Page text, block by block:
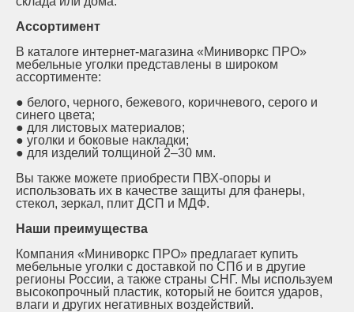
Ассортимент
В каталоге интернет-магазина «Миниворкс ПРО»
мебельные уголки представлены в широком
ассортименте:
● белого, черного, бежевого, коричневого, серого и
синего цвета;
● для листовых материалов;
● уголки и боковые накладки;
● для изделий толщиной 2–30 мм.
Вы также можете приобрести ПВХ-опоры и
использовать их в качестве защиты для фанеры,
стекол, зеркал, плит ДСП и МДФ.
Наши преимущества
Компания «Миниворкс ПРО» предлагает купить
мебельные уголки с доставкой по СПб и в другие
регионы России, а также страны СНГ. Мы используем
высокопрочный пластик, который не боится ударов,
влаги и других негативных воздействий.